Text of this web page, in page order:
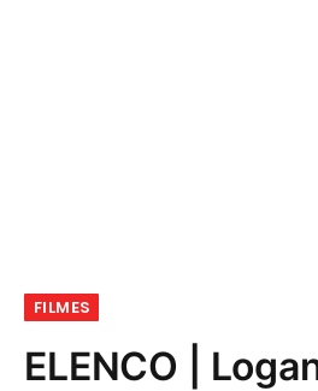
FILMES
ELENCO |